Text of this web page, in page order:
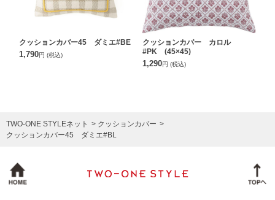
クッションカバー45 ダミエ#BE
1,790円 (税込)
クッションカバー カロル
#PK (45×45)
1,290円 (税込)
TWO-ONE STYLEネット
クッションカバー
クッションカバー45 ダミエ#BL